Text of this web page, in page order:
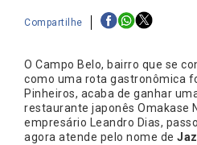
Compartilhe
O Campo Belo, bairro que se
como uma rota gastronômica
Pinheiros, acaba de ganhar
restaurante japonês Omakase
empresário Leandro Dias,
agora atende pelo nome de